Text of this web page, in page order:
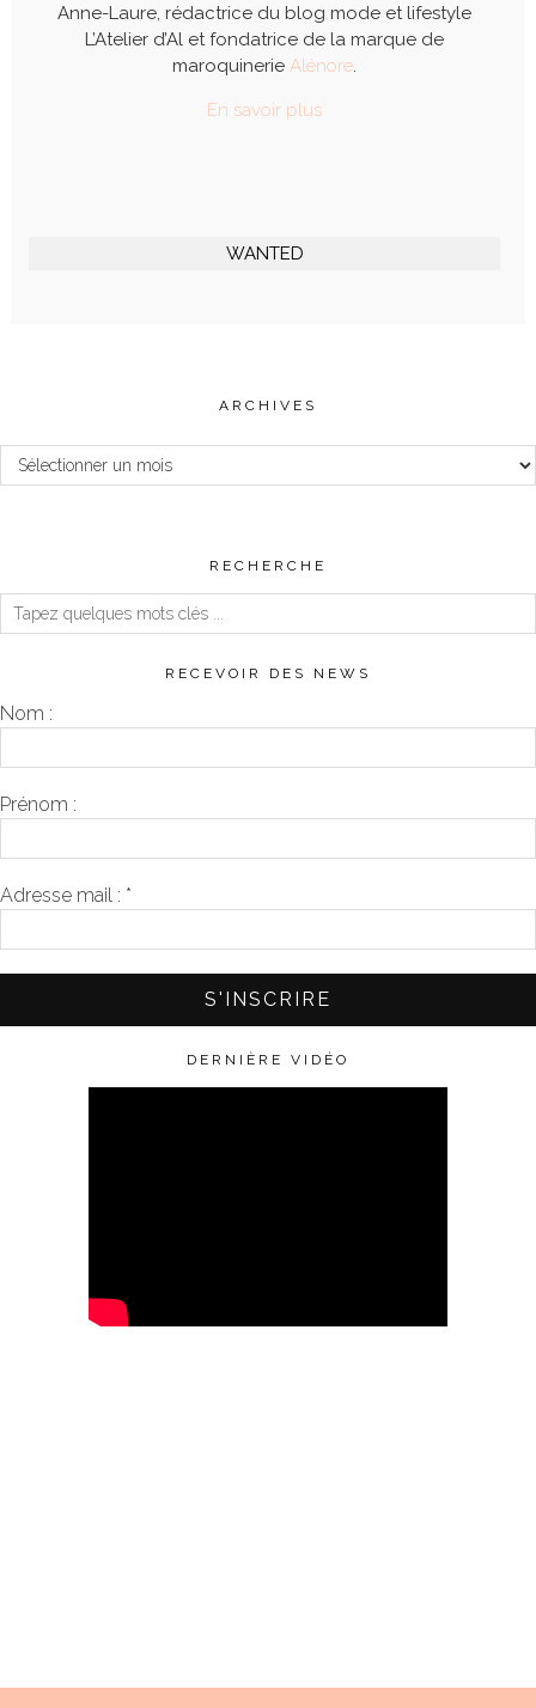
Anne-Laure, rédactrice du blog mode et lifestyle
L’Atelier d’Al et fondatrice de la marque de
maroquinerie Alénore.
En savoir plus
WANTED
ARCHIVES
Archives
RECHERCHE
RECEVOIR DES NEWS
Nom :
Prénom :
Adresse mail : *
DERNIÈRE VIDÉO